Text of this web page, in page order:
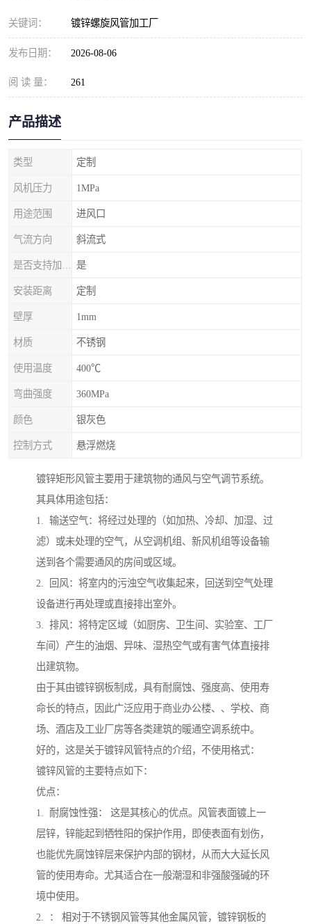
关键词： 镀锌螺旋风管加工厂
发布日期： 2026-08-06
阅 读 量： 261
产品描述
类型 定制
风机压力 1MPa
用途范围 进风口
气流方向 斜流式
是
安装距离 定制
壁厚 1mm
材质 不锈钢
使用温度 400℃
弯曲强度 360MPa
颜色 银灰色
控制方式 悬浮燃烧
镀锌矩形风管主要用于建筑物的通风与空气调节系统。
其具体用途包括：
1. 输送空气：将经过处理的（如加热、冷却、加湿、过
滤）或未处理的空气，从空调机组、新风机组等设备输
送到各个需要通风的房间或区域。
2. 回风：将室内的污浊空气收集起来，回送到空气处理
设备进行再处理或直接排出室外。
3. 排风：将特定区域（如厨房、卫生间、实验室、工厂
车间）产生的油烟、异味、湿热空气或有害气体直接排
出建筑物。
由于其由镀锌钢板制成，具有耐腐蚀、强度高、使用寿
命长的特点，因此广泛应用于商业办公楼、、学校、商
场、酒店及工业厂房等各类建筑的暖通空调系统中。
好的，这是关于镀锌风管特点的介绍，不使用格式：
镀锌风管的主要特点如下：
优点：
1. 耐腐蚀性强： 这是其核心的优点。风管表面镀上一
层锌，锌能起到牺牲阳的保护作用，即使表面有划伤，
也能优先腐蚀锌层来保护内部的钢材，从而大大延长风
管的使用寿命。尤其适合在一般潮湿和非强酸强碱的环
境中使用。
2. ： 相对于不锈钢风管等其他金属风管，镀锌钢板的